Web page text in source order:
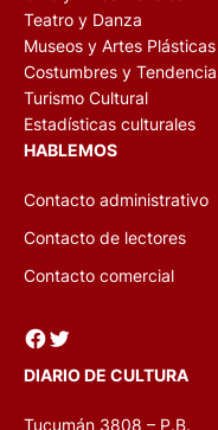
Cine y Artes Visuales
Teatro y Danza
Museos y Artes Plásticas
Costumbres y Tendencias
Turismo Cultural
Estadísticas culturales
Facebook Twitter